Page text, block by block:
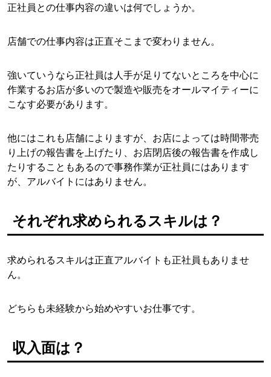
正社員との仕事内容の違いは何でしょうか。
店舗での仕事内容は正直そこまで変わりません。
強いていうなら正社員は人手が足りてないところを中心に
作業するお店が多いので製造や販売をオールマイティーに
こなす必要があります。
他にはこれも店舗によりますが、お店によっては時間帯売
り上げの報告書を上げたり、お店閉店後の報告書を作成し
たりすることもあるので事務作業が正社員にはあります
が、アルバイトにはありません。
それぞれ求められるスキルは？
求められるスキルは正直アルバイトも正社員もありませ
ん。
どちらも未経験から始めやすいお仕事です。
収入面は？